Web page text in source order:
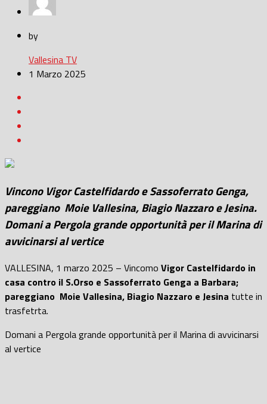
by
Vallesina TV
1 Marzo 2025
Vincono Vigor Castelfidardo e Sassoferrato Genga,
pareggiano Moie Vallesina, Biagio Nazzaro e Jesina.
Domani a Pergola grande opportunità per il Marina di
avvicinarsi al vertice
VALLESINA, 1 marzo 2025 – Vincomo Vigor Castelfidardo in
casa contro il S.Orso e Sassoferrato Genga a Barbara;
pareggiano Moie Vallesina, Biagio Nazzaro e Jesina tutte in
trasfetrta.
Domani a Pergola grande opportunità per il Marina di avvicinarsi
al vertice